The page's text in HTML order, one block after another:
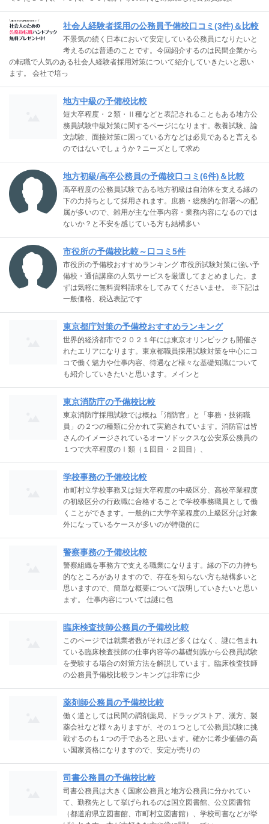
社会人経験者採用の公務員予備校口コミ(3件)＆比較
不景気の続く日本において安定している公務員になりたいと
考えるのは普通のことです。今回紹介するのは民間企業から
の転職で人気のある社会人経験者採用対策について紹介していきたいと思い
ます。 会社で培っ
地方中級の予備校比較
短大卒程度・２類・Ⅱ種などと表記されることもある地方公
務員試験中級対策に関するページになります。教養試験、論
文試験、面接対策に困っている方などは必見であると言える
のではないでしょうか？ニーズとして求め
地方初級/高卒公務員の予備校口コミ(6件)＆比較
高卒程度の公務員試験である地方初級は自治体を支える縁の
下の力持ちとして採用されます。庶務・総務的な部署への配
属が多いので、雑用が主な仕事内容・業務内容になるのでは
ないか？と不安を感じている方も結構多い
市役所の予備校比較～口コミ5件
市役所の予備校おすすめランキング 市役所試験対策に強い予
備校・通信講座の人気サービスを厳選してまとめました。ま
ずは気軽に無料資料請求をしてみてくださいませ。 ※下記は
一般価格、税込表記です
東京都庁対策の予備校おすすめランキング
世界的経済都市で２０２１年には東京オリンピックも開催さ
れたエリアになります。東京都職員採用試験対策を中心にコ
コで働く魅力や仕事内容、待遇など様々な基礎知識について
も紹介していきたいと思います。メインと
東京消防庁の予備校比較
東京消防庁採用試験では概ね「消防官」と「事務・技術職
員」の２つの種類に分かれて実施されています。消防官は皆
さんのイメージされているオーソドックスな公安系公務員の
１つで大卒程度のⅠ類（１回目・２回目）、
学校事務の予備校比較
市町村立学校事務又は短大卒程度の中級区分、高校卒業程度
の初級区分の行政職に合格することで学校事務職員として働
くことができます。一般的に大学卒業程度の上級区分は対象
外になっているケースが多いのが特徴的に
警察事務の予備校比較
警察組織を事務方で支える職業になります。縁の下の力持ち
的なところがありますので、存在を知らない方も結構多いと
思いますので、簡単な概要について説明していきたいと思い
ます。 仕事内容については謎に包
臨床検査技師公務員の予備校比較
このページでは就業者数がそれほど多くはなく、謎に包まれ
ている臨床検査技師の仕事内容等の基礎知識から公務員試験
を受験する場合の対策方法を解説しています。臨床検査技師
の公務員予備校比較ランキングは非常に少
薬剤師公務員の予備校比較
働く道としては民間の調剤薬局、ドラッグストア、漢方、製
薬会社など様々ありますが、その１つとして公務員試験に挑
戦するのも１つの手であると思います。確かに希少価値の高
い国家資格になりますので、安定が売りの
司書公務員の予備校比較
司書公務員は大きく国家公務員と地方公務員に分かれてい
て、勤務先として挙げられるのは国立図書館、公立図書館
（都道府県立図書館、市町村立図書館）、学校司書などが挙